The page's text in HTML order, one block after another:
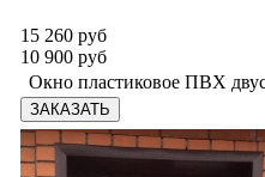
15 260 руб
10 900 руб
Окно пластиковое ПВХ